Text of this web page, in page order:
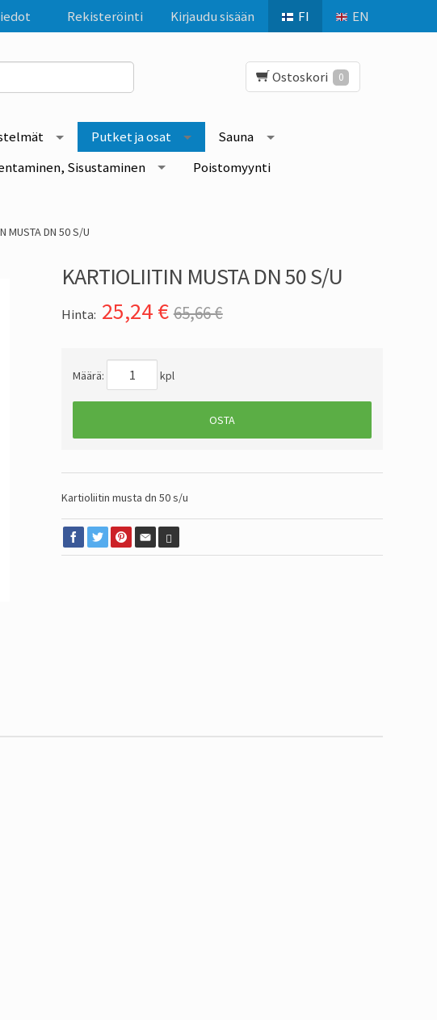
FI EN
Rekisteröinti Kirjaudu sisään
Ostoskori 0
Putket ja osat
Sauna
Sisustaminen
Poistomyynti
MUSTA DN 50 S/U
KARTIOLIITIN MUSTA DN 50 S/U
Hinta: 25,24€ 65,66 €
Määrä: kpl
OSTA
Kartioliitin musta dn 50 s/u